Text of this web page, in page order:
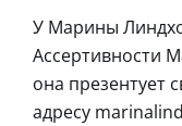
У Марины
Ассертивности
она презентует
адресу